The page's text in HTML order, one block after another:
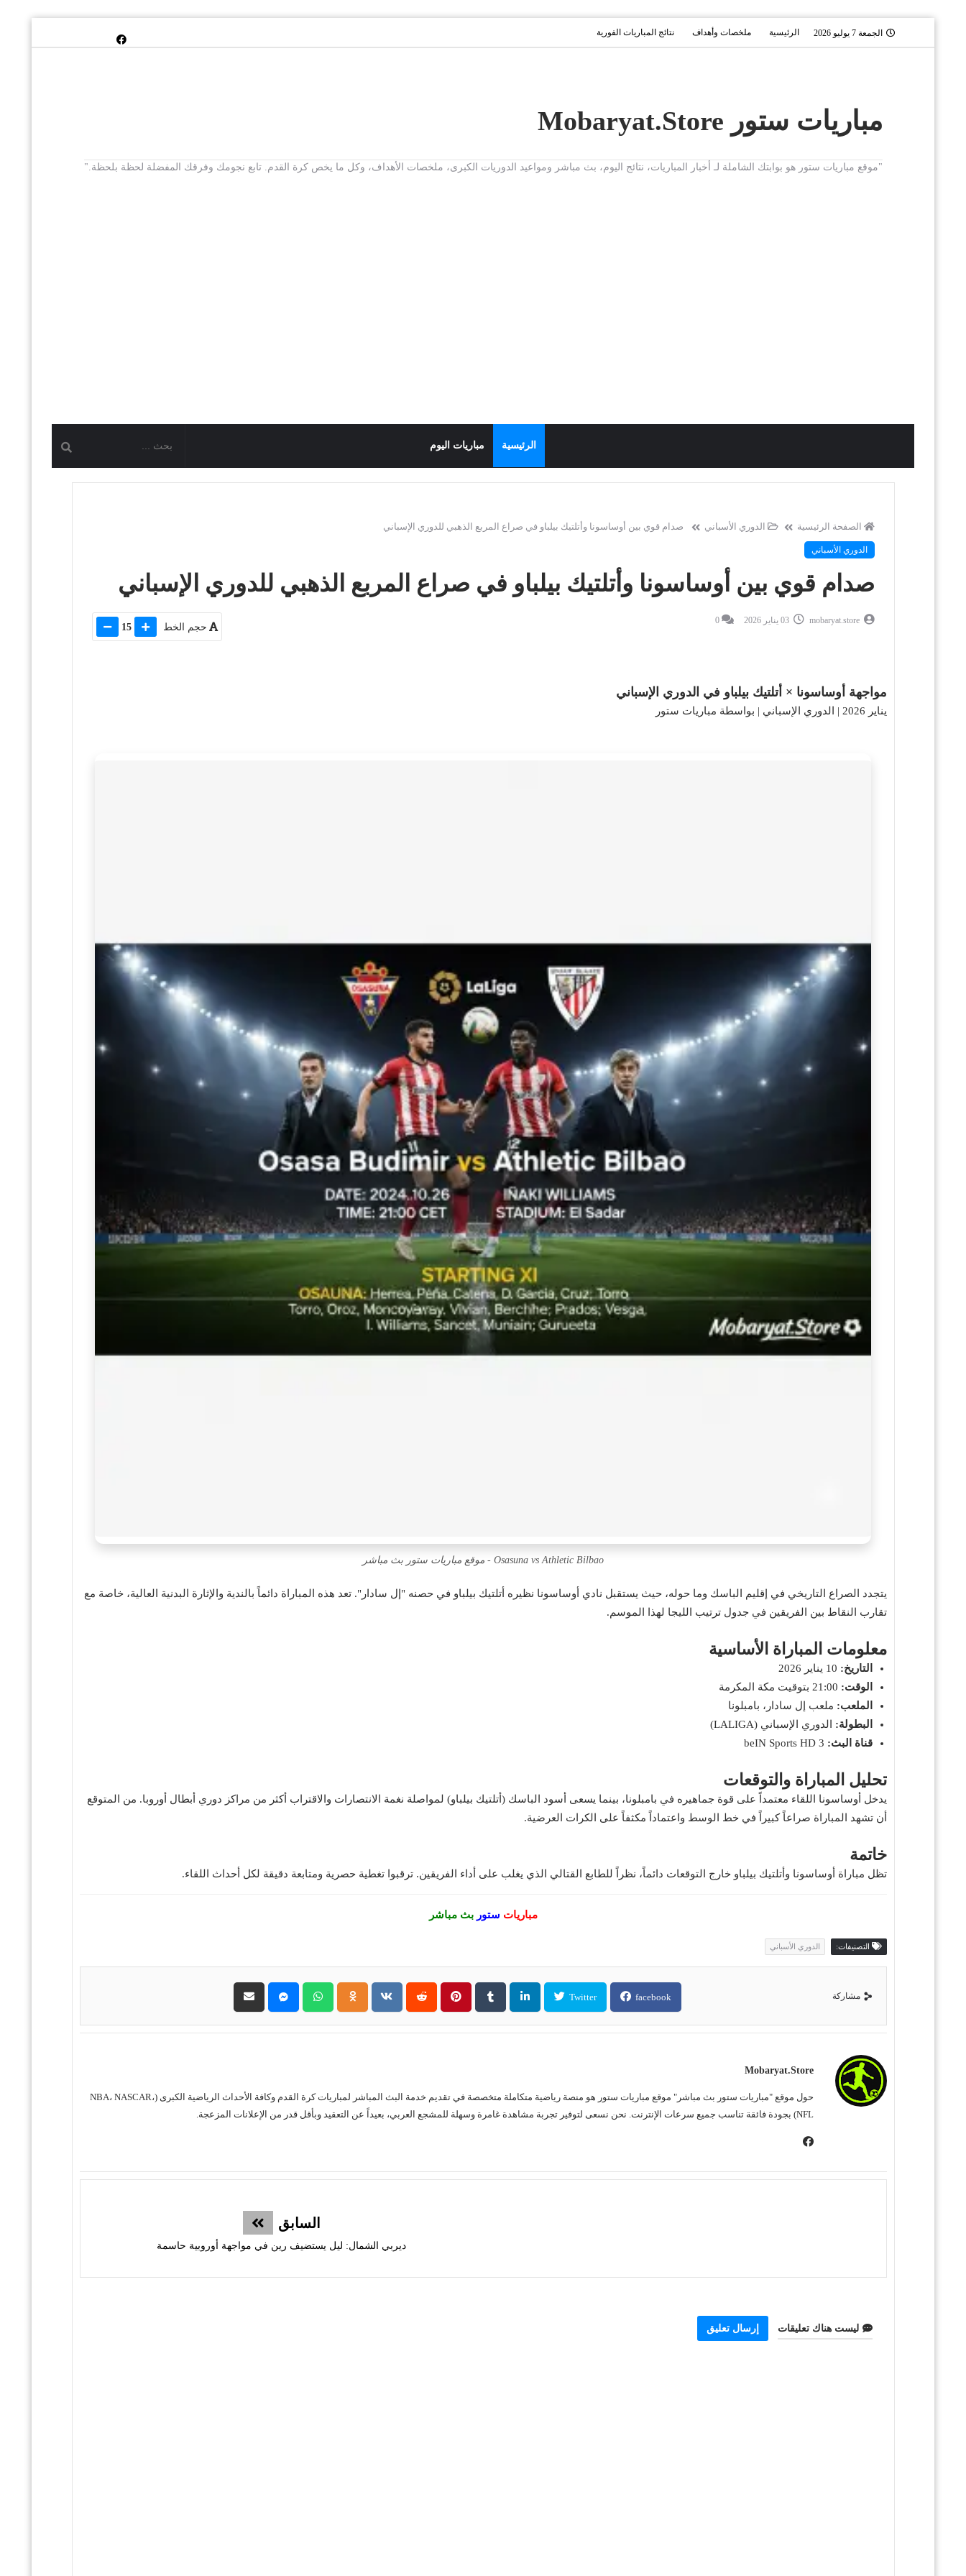
الجمعة 7 يوليو 2026 الرئيسية ملخصات وأهداف نتائج المباريات الفورية
مباريات ستور Mobaryat.Store
"موقع مباريات ستور هو بوابتك الشاملة لـ أخبار المباريات، نتائج اليوم، بث مباشر ومواعيد الدوريات الكبرى، ملخصات الأهداف، وكل ما يخص كرة القدم. تابع نجومك وفرقك المفضلة لحظة بلحظة."
الرئيسية مباريات اليوم
الصفحة الرئيسية الدوري الأسباني صدام قوي بين أوساسونا وأتلتيك بيلباو في صراع المربع الذهبي للدوري الإسباني
الدوري الأسباني
صدام قوي بين أوساسونا وأتلتيك بيلباو في صراع المربع الذهبي للدوري الإسباني
mobaryat.store 03 يناير 2026 0
حجم الخط 15
مواجهة أوساسونا × أتلتيك بيلباو في الدوري الإسباني
يناير 2026 | الدوري الإسباني | بواسطة مباريات ستور
Osasuna vs Athletic Bilbao - موقع مباريات ستور بث مباشر
يتجدد الصراع التاريخي في إقليم الباسك وما حوله، حيث يستقبل نادي أوساسونا نظيره أتلتيك بيلباو في حصنه "إل سادار". تعد هذه المباراة دائماً بالندية والإثارة البدنية العالية، خاصة مع
تقارب النقاط بين الفريقين في جدول ترتيب الليجا لهذا الموسم.
معلومات المباراة الأساسية
التاريخ:
الوقت:
الملعب: ملعب إل سادار، بامبلونا
البطولة: الدوري الإسباني (LALIGA)
قناة البث:
تحليل المباراة والتوقعات
يدخل أوساسونا اللقاء معتمداً على قوة جماهيره في بامبلونا، بينما يسعى أسود الباسك (أتلتيك بيلباو) لمواصلة نغمة الانتصارات والاقتراب أكثر من مراكز دوري أبطال أوروبا. من المتوقع
أن تشهد المباراة صراعاً كبيراً في خط الوسط واعتماداً مكثفاً على الكرات العرضية.
خاتمة
تظل مباراة أوساسونا وأتلتيك بيلباو خارج التوقعات دائماً، نظراً للطابع القتالي الذي يغلب على أداء الفريقين. ترقبوا تغطية حصرية ومتابعة دقيقة لكل أحداث اللقاء.
مباريات ستور بث مباشر
التصنيفات: الدوري الأسباني
مشاركة facebook
Twitter
Mobaryat.store
حول موقع "مباريات ستور بث مباشر" موقع مباريات ستور هو منصة رياضية متكاملة متخصصة في تقديم خدمة البث المباشر لمباريات كرة القدم وكافة الأحداث الرياضية الكبرى (NBA، NASCAR،
NFL) بجودة فائقة تناسب جميع سرعات الإنترنت. نحن نسعى لتوفير تجربة مشاهدة غامرة وسهلة للمشجع العربي، بعيداً عن التعقيد وبأقل قدر من الإعلانات المزعجة.
السابق
ديربي الشمال: ليل يستضيف رين في مواجهة أوروبية حاسمة
ليست هناك تعليقات إرسال تعليق